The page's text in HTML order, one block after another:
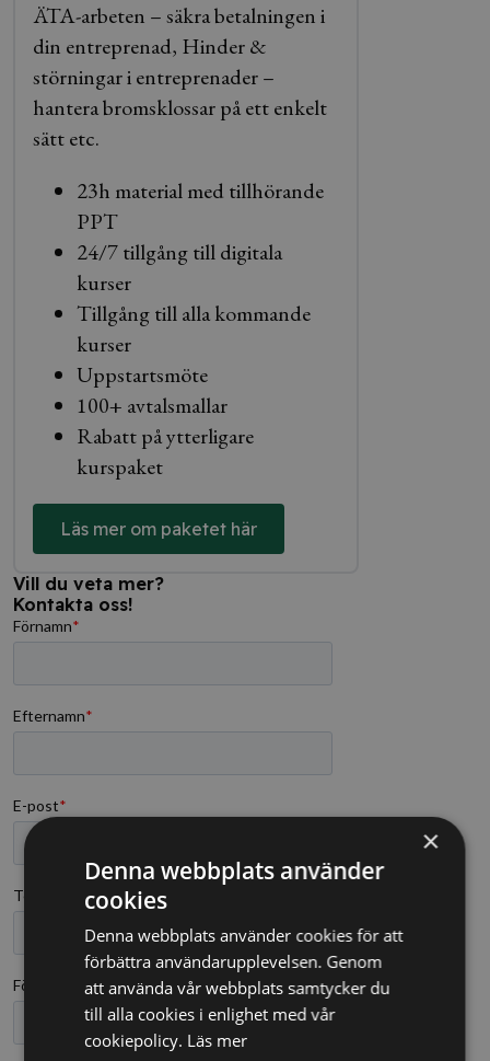
ÄTA-arbeten – säkra betalningen i
din entreprenad, Hinder &
störningar i entreprenader –
hantera bromsklossar på ett enkelt
sätt etc.
23h material med tillhörande
PPT
24/7 tillgång till digitala
kurser
Tillgång till alla kommande
kurser
Uppstartsmöte
100+ avtalsmallar
Rabatt på ytterligare
kurspaket
Läs mer om paketet här
Vill du veta mer?
Kontakta oss!
×
Denna webbplats använder
cookies
Denna webbplats använder cookies för att
förbättra användarupplevelsen. Genom
att använda vår webbplats samtycker du
till alla cookies i enlighet med vår
cookiepolicy. Läs mer